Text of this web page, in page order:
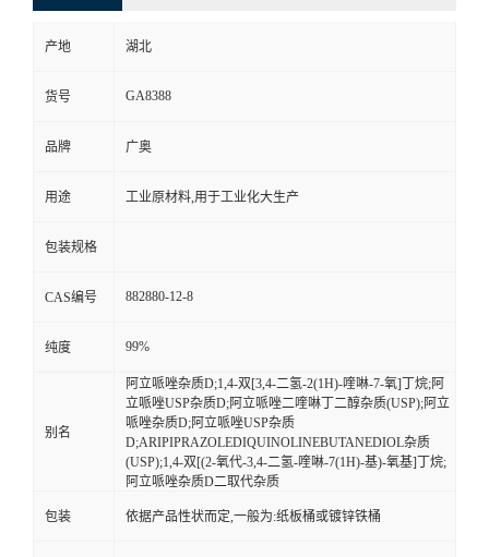
产地 湖北
货号 GA8388
品牌 广奥
用途 工业原材料,用于工业化大生产
包装规格
CAS编号 882880-12-8
纯度 99%
别名
阿立哌唑杂质D;1,4-双[3,4-二氢-2(1H)-喹啉-7-氧]丁烷;阿
立哌唑USP杂质D;阿立哌唑二喹啉丁二醇杂质(USP);阿立
哌唑杂质D;阿立哌唑USP杂质
D;ARIPIPRAZOLEDIQUINOLINEBUTANEDIOL杂质
(USP);1,4-双[(2-氧代-3,4-二氢-喹啉-7(1H)-基)-氧基]丁烷;
阿立哌唑杂质D二取代杂质
包装 依据产品性状而定,一般为:纸板桶或镀锌铁桶